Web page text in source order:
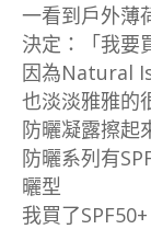
一看到戶外薄
決定：「我要
因為Natural
也淡淡雅雅的
防曬凝露擦起
防曬系列有
曬型
我買了